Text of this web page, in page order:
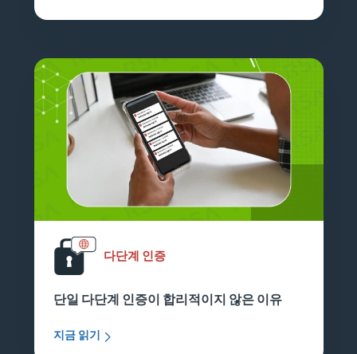
다단계 인증
단일 다단계 인증이 합리적이지 않은 이유
지금 읽기